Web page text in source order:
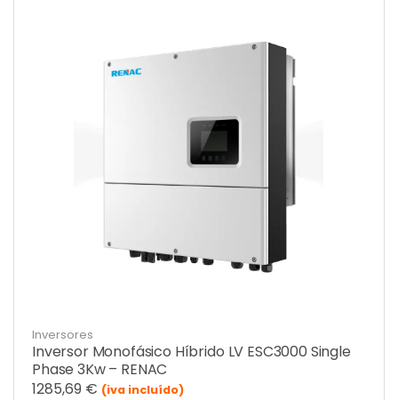
Inversores
Inversor Monofásico Híbrido LV ESC3000 Single
Phase 3Kw – RENAC
1285,69 € (iva incluído)